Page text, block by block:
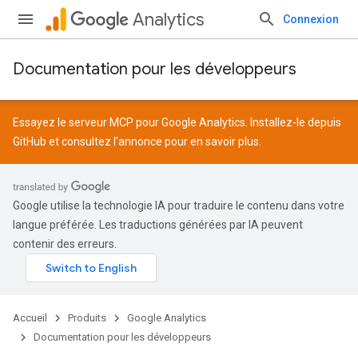
Analytics Connexion
Documentation pour les développeurs
Essayez le serveur MCP pour Google Analytics. Installez-le depuis
GitHub et consultez l'annonce pour en savoir plus.
Google utilise la technologie IA pour traduire le contenu dans votre
langue préférée. Les traductions générées par IA peuvent
contenir des erreurs.
Accueil Produits
Google Analytics
Documentation pour les développeurs